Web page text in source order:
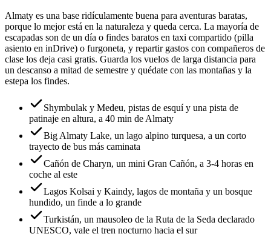
Almaty es una base ridículamente buena para aventuras baratas,
porque lo mejor está en la naturaleza y queda cerca. La mayoría de
escapadas son de un día o findes baratos en taxi compartido (pilla
asiento en inDrive) o furgoneta, y repartir gastos con compañeros de
clase los deja casi gratis. Guarda los vuelos de larga distancia para
un descanso a mitad de semestre y quédate con las montañas y la
estepa los findes.
Shymbulak y Medeu, pistas de esquí y una pista de
patinaje en altura, a 40 min de Almaty
Big Almaty Lake, un lago alpino turquesa, a un corto
trayecto de bus más caminata
Cañón de Charyn, un mini Gran Cañón, a 3-4 horas en
coche al este
Lagos Kolsai y Kaindy, lagos de montaña y un bosque
hundido, un finde a lo grande
Turkistán, un mausoleo de la Ruta de la Seda declarado
UNESCO, vale el tren nocturno hacia el sur